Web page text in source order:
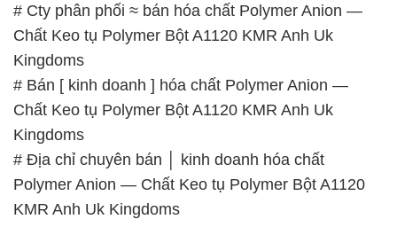
# Cty phân phối ≈ bán hóa chất Polymer Anion —
Chất Keo tụ Polymer Bột A1120 KMR Anh Uk
Kingdoms
# Bán [ kinh doanh ] hóa chất Polymer Anion —
Chất Keo tụ Polymer Bột A1120 KMR Anh Uk
Kingdoms
# Địa chỉ chuyên bán │ kinh doanh hóa chất
Polymer Anion — Chất Keo tụ Polymer Bột A1120
KMR Anh Uk Kingdoms